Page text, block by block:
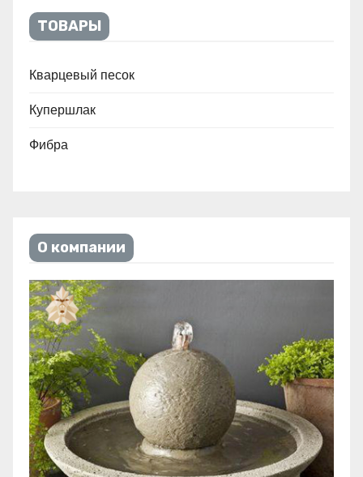
ТОВАРЫ
Кварцевый песок
Купершлак
Фибра
О компании